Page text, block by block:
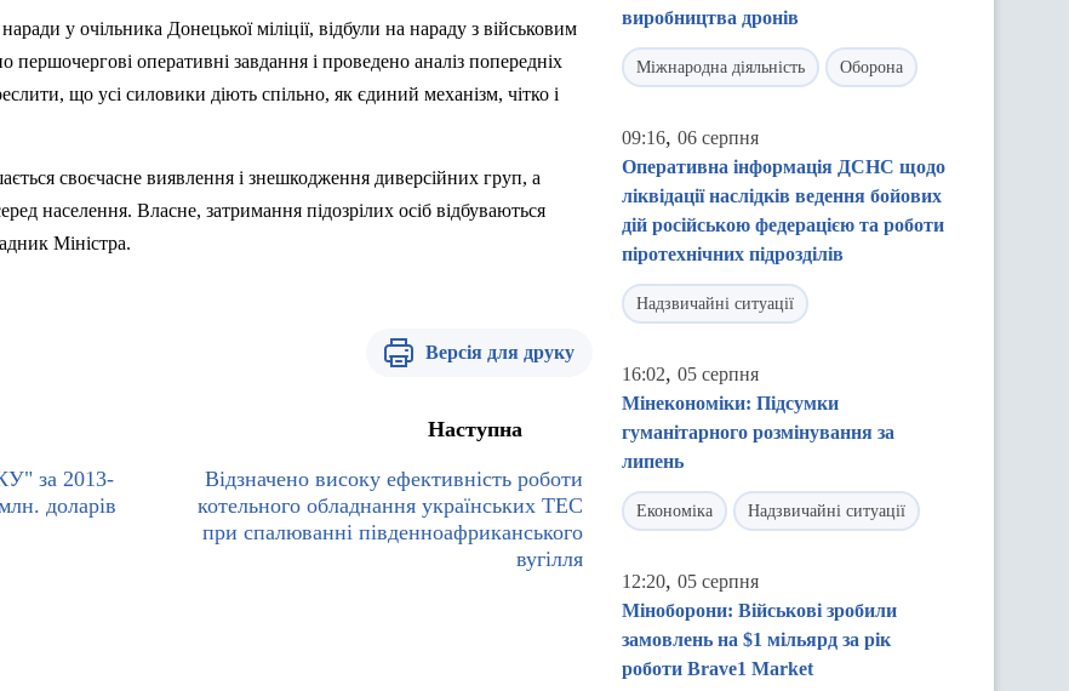
наради у очільника Донецької міліції, відбули на нараду з військовим
оперативні завдання і проведено аналіз попередніх
що усі силовики діють спільно, як єдиний механізм, чітко і
своєчасне виявлення і знешкодження диверсійних груп, а
населення. Власне, затримання підозрілих осіб відбуваються
Міністра.
Версія для друку
за 2013-
доларів
Наступна
Відзначено високу ефективність роботи
котельного обладнання українських ТЕС
при спалюванні південноафриканського
вугілля
виробництва дронів
Міжнародна діяльність Оборона
09:16, 06 серпня
Оперативна інформація ДСНС щодо
ліквідації наслідків ведення бойових
дій російською федерацією та роботи
піротехнічних підрозділів
Надзвичайні ситуації
16:02, 05 серпня
Мінекономіки: Підсумки
гуманітарного розмінування за
липень
Економіка Надзвичайні ситуації
12:20, 05 серпня
Міноборони: Військові зробили
замовлень на $1 мільярд за рік
роботи Brave1 Market